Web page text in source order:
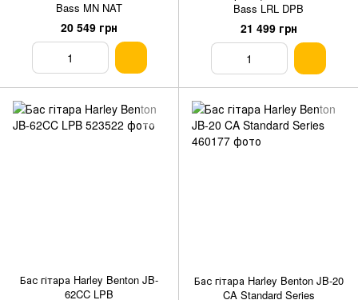
Bass MN NAT
20 549 грн
Bass LRL DPB
21 499 грн
Бас гітара Harley Benton JB-
62CC LPB
Бас гітара Harley Benton JB-20
CA Standard Series